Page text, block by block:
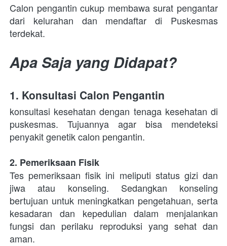
Calon pengantin cukup membawa surat pengantar
dari kelurahan dan mendaftar di Puskesmas
terdekat.
Apa Saja yang Didapat?
1. Konsultasi Calon Pengantin
konsultasi kesehatan dengan tenaga kesehatan di
puskesmas. Tujuannya agar bisa mendeteksi
penyakit genetik calon pengantin.
2. Pemeriksaan Fisik
Tes pemeriksaan fisik ini meliputi status gizi dan
jiwa atau konseling. Sedangkan konseling
bertujuan untuk meningkatkan pengetahuan, serta
kesadaran dan kepedulian dalam menjalankan
fungsi dan perilaku reproduksi yang sehat dan
aman.